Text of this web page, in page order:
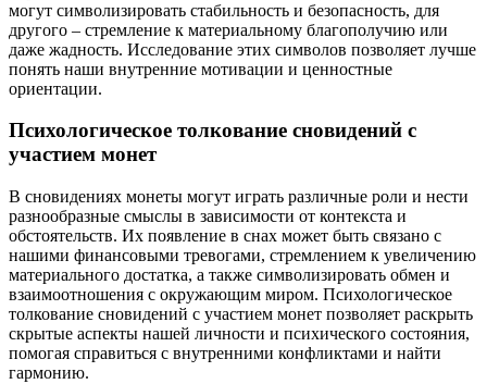
могут символизировать стабильность и безопасность, для
другого – стремление к материальному благополучию или
даже жадность. Исследование этих символов позволяет лучше
понять наши внутренние мотивации и ценностные
ориентации.
Психологическое толкование сновидений с
участием монет
В сновидениях монеты могут играть различные роли и нести
разнообразные смыслы в зависимости от контекста и
обстоятельств. Их появление в снах может быть связано с
нашими финансовыми тревогами, стремлением к увеличению
материального достатка, а также символизировать обмен и
взаимоотношения с окружающим миром. Психологическое
толкование сновидений с участием монет позволяет раскрыть
скрытые аспекты нашей личности и психического состояния,
помогая справиться с внутренними конфликтами и найти
гармонию.